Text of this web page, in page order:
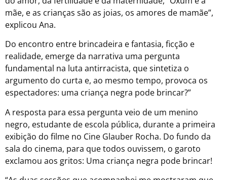
mãe, e as crianças são as joias, os amores de mamãe”,
explicou Ana.
Do encontro entre brincadeira e fantasia, ficção e
realidade, emerge da narrativa uma pergunta
fundamental na luta antirracista, que sintetiza o
argumento do curta e, ao mesmo tempo, provoca os
espectadores: uma criança negra pode brincar?”
A resposta para essa pergunta veio de um menino
negro, estudante de escola pública, durante a primeira
exibição do filme no Cine Glauber Rocha. Do fundo da
sala do cinema, para que todos ouvissem, o garoto
exclamou aos gritos: Uma criança negra pode brincar!